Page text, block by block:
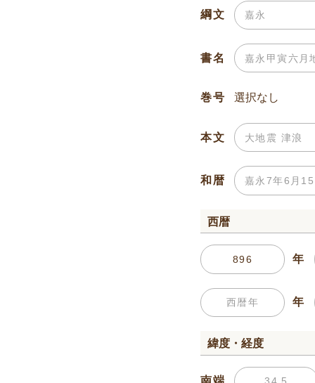
綱文
書名
巻号
本文
和暦
西暦
年
年
緯度・経度